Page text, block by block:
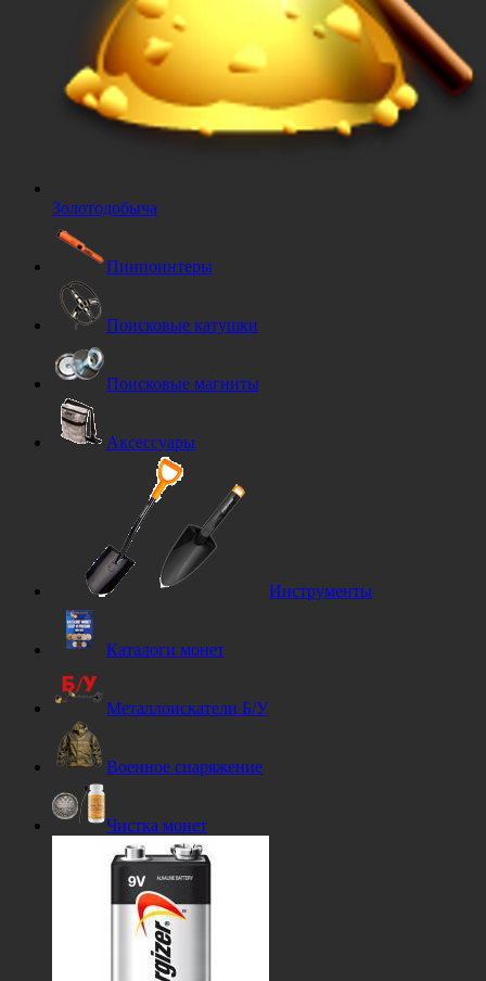
Золотодобыча
Пинпоинтеры
Поисковые катушки
Поисковые магниты
Аксессуары
Инструменты
Каталоги монет
Металлоискатели Б/У
Военное снаряжение
Чистка монет